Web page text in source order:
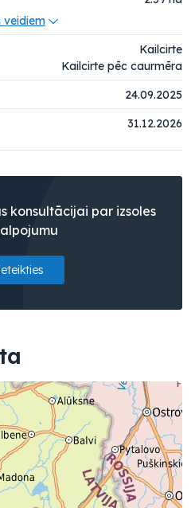
veidiem
Kailcirte
Kailcirte pēc caurmēra
24.09.2025
31.12.2026
konsultācijai par izsoles